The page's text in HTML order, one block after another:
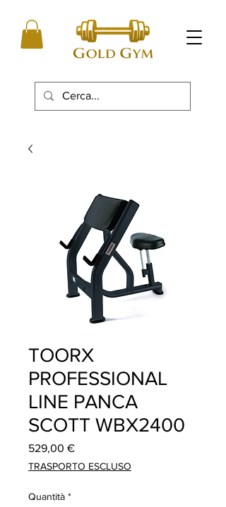
TOORX
PROFESSIONAL
LINE PANCA
SCOTT WBX2400
529,00 €Prezzo
TRASPORTO ESCLUSO
Quantità *